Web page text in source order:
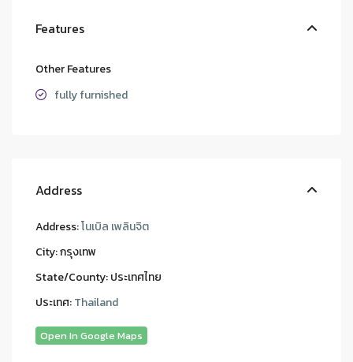
Features
Other Features
fully furnished
Address
Address:โนเบิล เพลินจิต
City:กรุงเทพ
State/County:ประเทศไทย
ประเทศ:Thailand
Open In Google Maps